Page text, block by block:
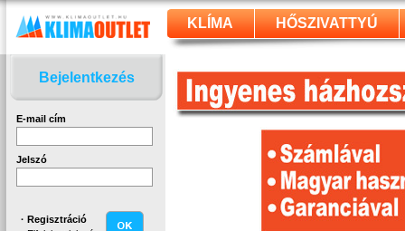
KLÍMA HŐSZIVATTYÚ
Bejelentkezés
E-mail cím
Jelszó
· Regisztráció